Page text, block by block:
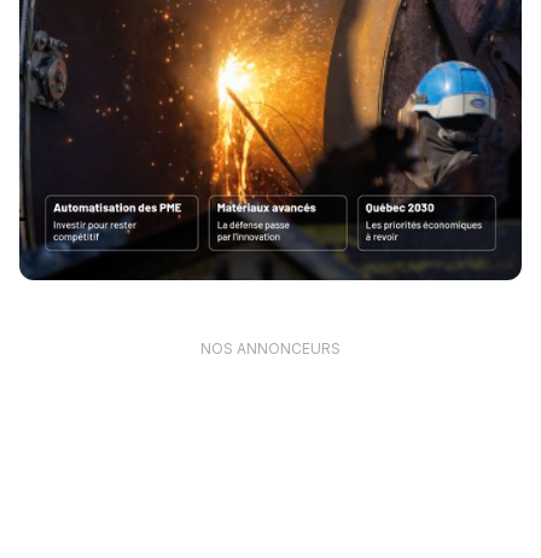
NOS ANNONCEURS